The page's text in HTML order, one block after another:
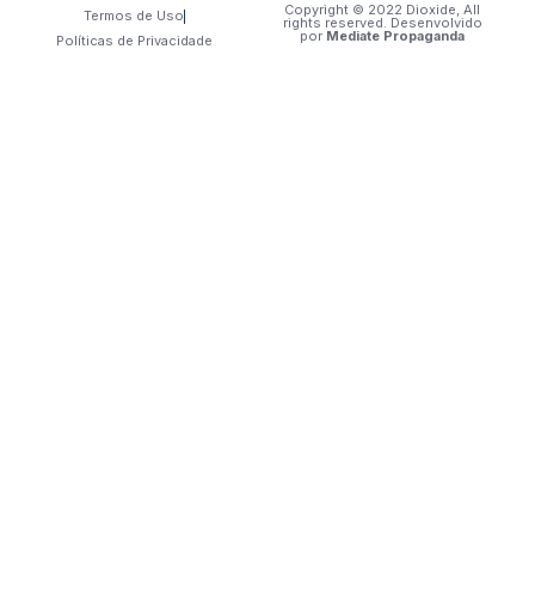
Termos de Uso
Políticas de Privacidade
Copyright © 2022 Dioxide, All
rights reserved. Desenvolvido
por Mediate Propaganda